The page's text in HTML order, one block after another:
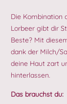
Die Kombination
Lorbeer gibt dir
Beste? Mit
dank der Milch/
deine Haut zart
hinterlassen.
Das brauchst du: